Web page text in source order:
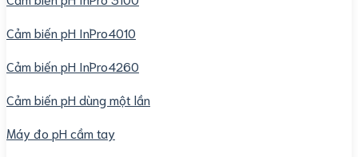
Cảm biến pH InPro4010
Cảm biến pH InPro4260
Cảm biến pH dùng một lần
Máy đo pH cầm tay